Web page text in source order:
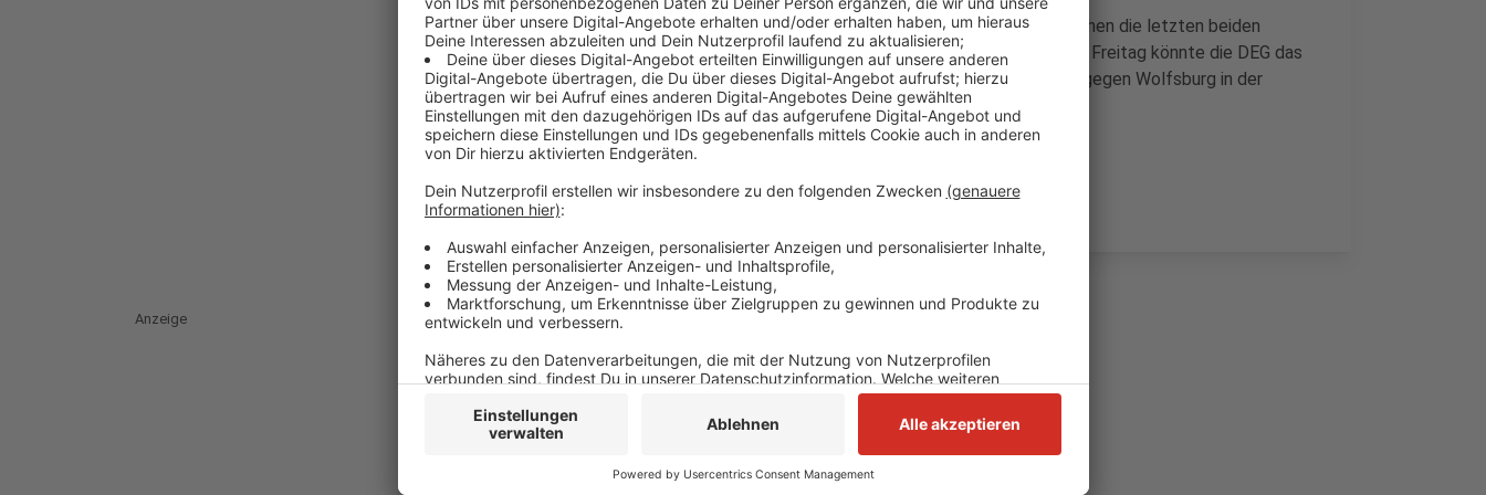
Am Freitagabend (03.03.) und am Sonntagnachmittag (05.03.) stehen die letzten beiden
Hauptrundenspiele gegen Wolfsburg und Mannheim an. Schon am Freitag könnte die DEG das
Viertelfinale sicher erreichen - mit drei Punkten durch einen Sieg gegen Wolfsburg in der
regulären Spielzeit.
Anzeige
Anzeige